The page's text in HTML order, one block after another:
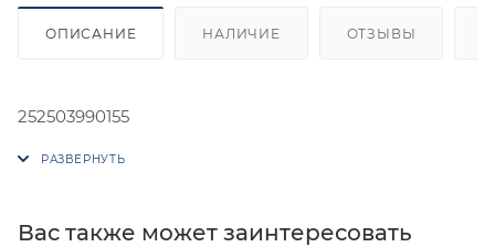
ОПИСАНИЕ НАЛИЧИЕ ОТЗЫВЫ
252503990155
Вас также может заинтересовать